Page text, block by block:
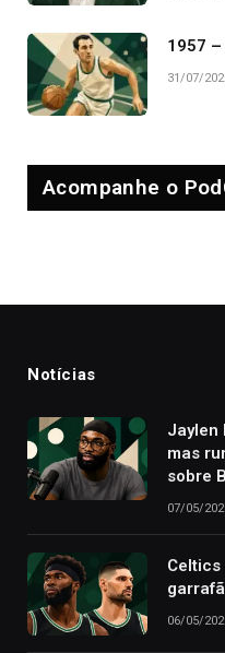
1957
31/07/
Acompanhe o
Notícias
Jaylen
mas
sobre
07/05/
06/05/